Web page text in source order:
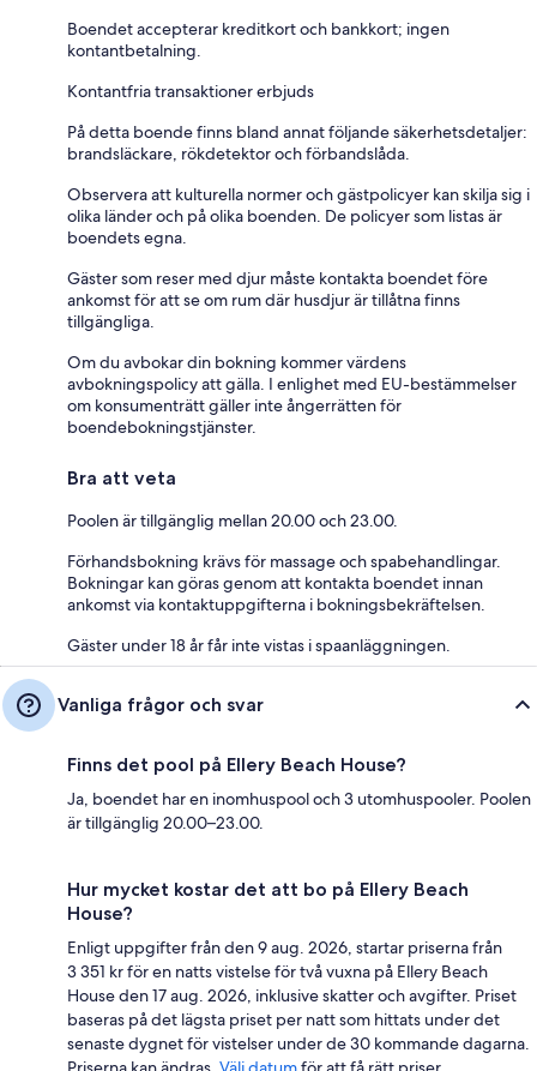
Boendet accepterar kreditkort och bankkort; ingen
kontantbetalning.
Kontantfria transaktioner erbjuds
På detta boende finns bland annat följande säkerhetsdetaljer:
brandsläckare, rökdetektor och förbandslåda.
Observera att kulturella normer och gästpolicyer kan skilja sig i
olika länder och på olika boenden. De policyer som listas är
boendets egna.
Gäster som reser med djur måste kontakta boendet före
ankomst för att se om rum där husdjur är tillåtna finns
tillgängliga.
Om du avbokar din bokning kommer värdens
avbokningspolicy att gälla. I enlighet med EU-bestämmelser
om konsumenträtt gäller inte ångerrätten för
boendebokningstjänster.
Bra att veta
Poolen är tillgänglig mellan 20.00 och 23.00.
Förhandsbokning krävs för massage och spabehandlingar.
Bokningar kan göras genom att kontakta boendet innan
ankomst via kontaktuppgifterna i bokningsbekräftelsen.
Gäster under 18 år får inte vistas i spaanläggningen.
Vanliga frågor och svar
Finns det pool på Ellery Beach House?
Ja, boendet har en inomhuspool och 3 utomhuspooler. Poolen
är tillgänglig 20.00–23.00.
Hur mycket kostar det att bo på Ellery Beach
House?
Enligt uppgifter från den 9 aug. 2026, startar priserna från
3 351 kr för en natts vistelse för två vuxna på Ellery Beach
House den 17 aug. 2026, inklusive skatter och avgifter. Priset
baseras på det lägsta priset per natt som hittats under det
senaste dygnet för vistelser under de 30 kommande dagarna.